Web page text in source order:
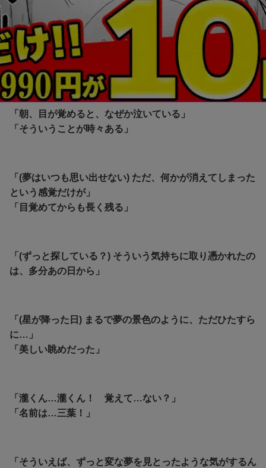
君の名は。
「朝、目が覚めると、なぜか泣いている」
「そういうことが時々ある」
「(夢はいつも思い出せない) ただ、何かが消えてしまった
という感覚だけが」
「目覚めてからも長く残る」
「(ずっと探している？) そういう気持ちに取り憑かれたの
は、多分あの日から」
「(星が降った日) まるで夢の景色のように、ただひたすら
に…」
「美しい眺めだった」
「瀧くん…瀧くん！ 覚えて…ない？」
「名前は…三葉！」
「そういえば、ずっと変な夢を見とったような気がするん